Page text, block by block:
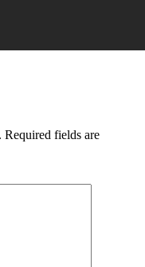
Required fields are